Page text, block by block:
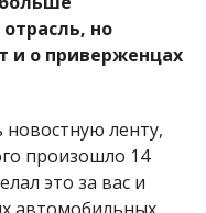
но
и о приверженцах
новостную ленту,
произошло 14
это за вас и